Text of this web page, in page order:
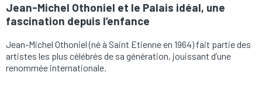
Jean-Michel Othoniel et le Palais idéal, une
fascination depuis l’enfance
Jean-Michel Othoniel (né à Saint Etienne en 1964) fait partie des
artistes les plus célébrés de sa génération, jouissant d’une
renommée internationale.